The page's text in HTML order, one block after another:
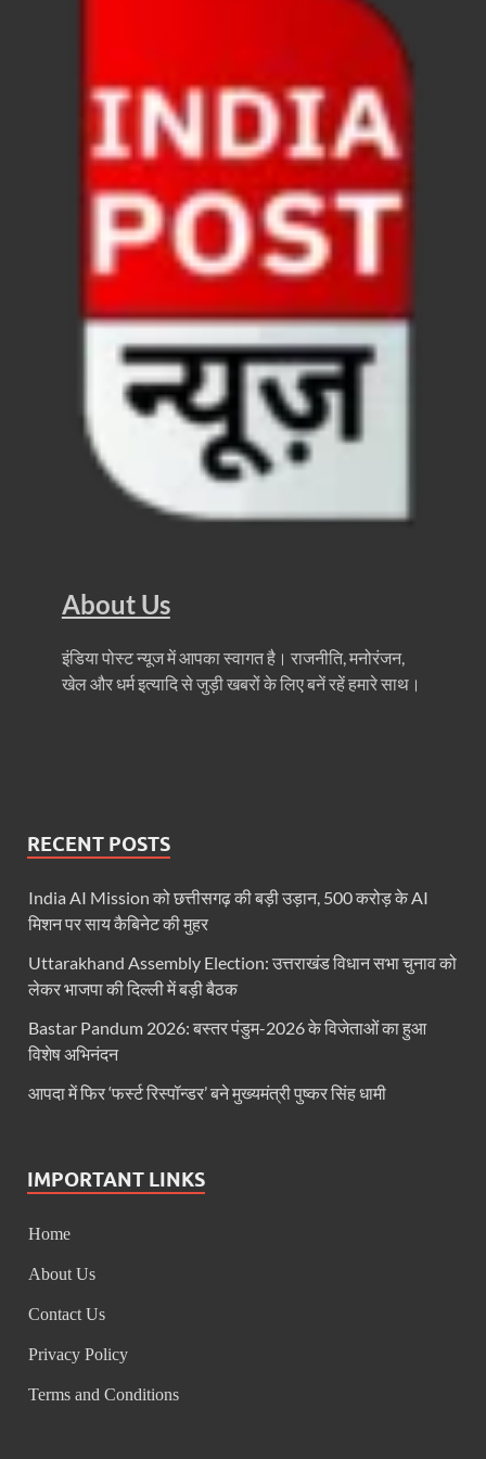
Chronic Kidney Disease: क्रोनिक किडनी डिजीज
VB G Ram G Bill: बिल फाड़ना लोकतंत्र की हत्या –
Former DGP Prashant Kumar: उत्तर प्रदेश शिक्षा
Indian Railway New Policy: ट्रेन में भी एयरपोर्ट जैसा
Soil To Silk Exhibition: सॉइल टू सिल्क’ की अनूठी
GST Sudhar Book: सामाजिक न्याय, आर्थिक समानता
UP BJP State President: पंकज चौधरी बने उत्तर प्रदेश
BJP Working President Nitin Nabin: कौन है नितिन
Ummeed Portal: उम्मीद पोर्टल पर यूपी ने रचा
दिल्ली में चमकेगा मध्यप्रदेश – संस्कृति, कला और परंपरा
Kashi Tamil Sangamm: भारत सरकार भाषाई
Bastar Mobile Network: बस्तर के कोंडापल्ली में पहली
Skill Development & Polytechnic Courses:
Haridwar Kumbh: हरिद्वार में होने वाले कुंभ को लेकर बोले
Air Fare Issue: इंडिगो संकट के बीच बढ़े हुए हवाई किराए
MP CP Joshi Meeting With Mandaviya: सांसद
Navneet Sehgal Resignation: प्रसार भारती के
About Us
इंडिया पोस्ट न्यूज में आपका स्वागत है। राजनीति, मनोरंजन,
खेल और धर्म इत्यादि से जुड़ी खबरों के लिए बनें रहें हमारे साथ।
RECENT POSTS
India AI Mission को छत्तीसगढ़ की बड़ी उड़ान, 500 करोड़ के AI
मिशन पर साय कैबिनेट की मुहर
Uttarakhand Assembly Election: उत्तराखंड विधान सभा चुनाव को
लेकर भाजपा की दिल्ली में बड़ी बैठक
Bastar Pandum 2026: बस्तर पंडुम-2026 के विजेताओं का हुआ
विशेष अभिनंदन
आपदा में फिर ‘फर्स्ट रिस्पॉन्डर’ बने मुख्यमंत्री पुष्कर सिंह धामी
IMPORTANT LINKS
Home
About Us
Contact Us
Privacy Policy
Terms and Conditions